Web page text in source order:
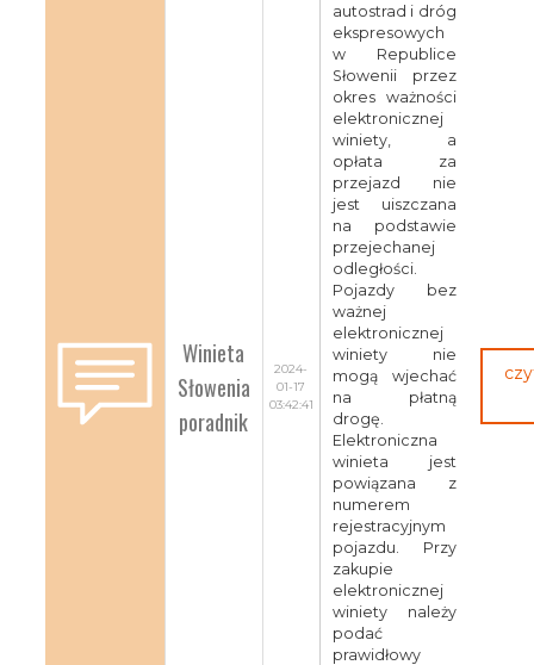
Winieta
Słowenia
poradnik
2024-
01-17
03:42:41
autostrad i dróg
ekspresowych
w Republice
Słowenii przez
okres ważności
elektronicznej
winiety, a
opłata za
przejazd nie
jest uiszczana
na podstawie
przejechanej
odległości.
Pojazdy bez
ważnej
elektronicznej
winiety nie
mogą wjechać
na płatną
drogę.
Elektroniczna
winieta jest
powiązana z
numerem
rejestracyjnym
pojazdu. Przy
zakupie
elektronicznej
winiety należy
podać
prawidłowy